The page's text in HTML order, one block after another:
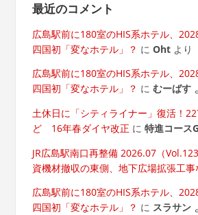
最近のコメント
広島駅前に180室のHIS系ホテル、
四国初「変なホテル」？ に Ohtより
広島駅前に180室のHIS系ホテル、
四国初「変なホテル」？ に むーばす
土休日に「シティライナー」復活！
ど 16年春ダイヤ改正 に 特進コース
JR広島駅南口再整備 2026.07（
資機材撤収の東側、地下広場拡張工事
広島駅前に180室のHIS系ホテル、
四国初「変なホテル」？ に スラサン